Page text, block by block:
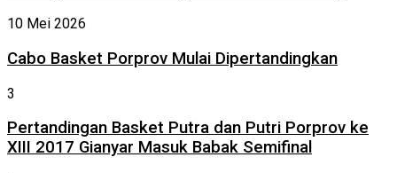
10 Mei 2026
Cabo Basket Porprov Mulai Dipertandingkan
3
Pertandingan Basket Putra dan Putri Porprov ke
XIII 2017 Gianyar Masuk Babak Semifinal